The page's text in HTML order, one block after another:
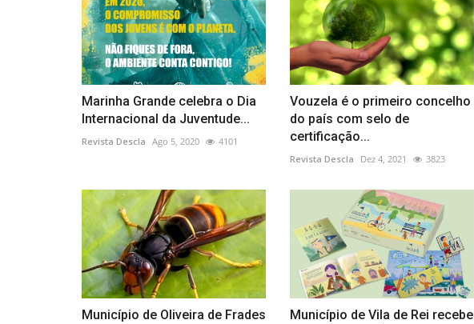
Marinha Grande celebra o Dia
Internacional da Juventude...
Revista Descla Ago 5, 2020 4101
Vouzela é o primeiro concelho
do país com selo de
certificação...
Revista Descla Dez 4, 2021 3823
Município de Oliveira de Frades
Município de Vila de Rei recebe